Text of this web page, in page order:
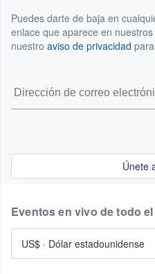
Puedes darte de baja en
enlace que aparece en
nuestro aviso de privacidad
Únete
Eventos en vivo de todo
US$ · Dólar estadounidense